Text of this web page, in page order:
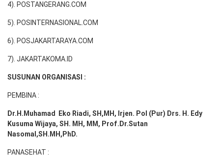
4). POSTANGERANG.COM
5). POSINTERNASIONAL.COM
6). POSJAKARTARAYA.COM
7). JAKARTAKOMA.ID
SUSUNAN ORGANISASI :
PEMBINA :
Dr.H.Muhamad Eko Riadi, SH,MH , Irjen. Pol (Pur) Drs. H. Edy
Kusuma Wijaya, SH. MH, MM, Prof. Dr.Sutan
Nasomal,SH.MH,PhD.
PANASEHAT :